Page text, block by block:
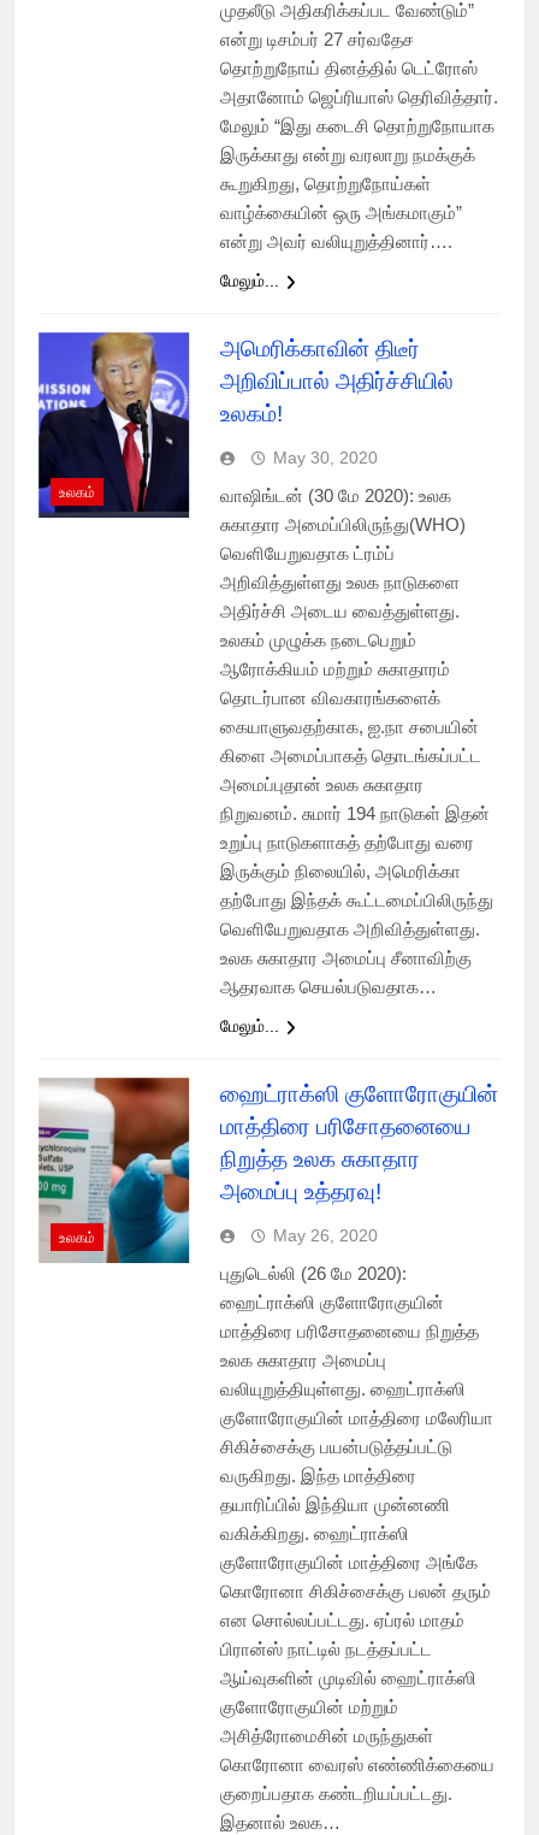
முதலீடு அதிகரிக்கப்பட வேண்டும்”
என்று டிசம்பர் 27 சர்வதேச
தொற்றுநோய் தினத்தில் டெட்ரோஸ்
அதானோம் ஜெப்ரியாஸ் தெரிவித்தார்.
மேலும் “இது கடைசி தொற்றுநோயாக
இருக்காது என்று வரலாறு நமக்குக்
கூறுகிறது, தொற்றுநோய்கள்
வாழ்க்கையின் ஒரு அங்கமாகும்”
என்று அவர் வலியுறுத்தினார்….
மேலும்...
உலகம்
அமெரிக்காவின் திடீர்
அறிவிப்பால் அதிர்ச்சியில்
உலகம்!
May 30, 2020
வாஷிங்டன் (30 மே 2020): உலக
சுகாதார அமைப்பிலிருந்து(WHO)
வெளியேறுவதாக ட்ரம்ப்
அறிவித்துள்ளது உலக நாடுகளை
அதிர்ச்சி அடைய வைத்துள்ளது.
உலகம் முழுக்க நடைபெறும்
ஆரோக்கியம் மற்றும் சுகாதாரம்
தொடர்பான விவகாரங்களைக்
கையாளுவதற்காக, ஐ.நா சபையின்
கிளை அமைப்பாகத் தொடங்கப்பட்ட
அமைப்புதான் உலக சுகாதார
நிறுவனம். சுமார் 194 நாடுகள் இதன்
உறுப்பு நாடுகளாகத் தற்போது வரை
இருக்கும் நிலையில், அமெரிக்கா
தற்போது இந்தக் கூட்டமைப்பிலிருந்து
வெளியேறுவதாக அறிவித்துள்ளது.
உலக சுகாதார அமைப்பு சீனாவிற்கு
ஆதரவாக செயல்படுவதாக…
மேலும்...
உலகம்
ஹைட்ராக்ஸி குளோரோகுயின்
மாத்திரை பரிசோதனையை
நிறுத்த உலக சுகாதார
அமைப்பு உத்தரவு!
May 26, 2020
புதுடெல்லி (26 மே 2020):
ஹைட்ராக்ஸி குளோரோகுயின்
மாத்திரை பரிசோதனையை நிறுத்த
உலக சுகாதார அமைப்பு
வலியுறுத்தியுள்ளது. ஹைட்ராக்ஸி
குளோரோகுயின் மாத்திரை மலேரியா
சிகிச்சைக்கு பயன்படுத்தப்பட்டு
வருகிறது. இந்த மாத்திரை
தயாரிப்பில் இந்தியா முன்னணி
வகிக்கிறது. ஹைட்ராக்ஸி
குளோரோகுயின் மாத்திரை அங்கே
கொரோனா சிகிச்சைக்கு பலன் தரும்
என சொல்லப்பட்டது. ஏப்ரல் மாதம்
பிரான்ஸ் நாட்டில் நடத்தப்பட்ட
ஆய்வுகளின் முடிவில் ஹைட்ராக்ஸி
குளோரோகுயின் மற்றும்
அசித்ரோமைசின் மருந்துகள்
கொரோனா வைரஸ் எண்ணிக்கையை
குறைப்பதாக கண்டறியப்பட்டது.
இதனால் உலக…